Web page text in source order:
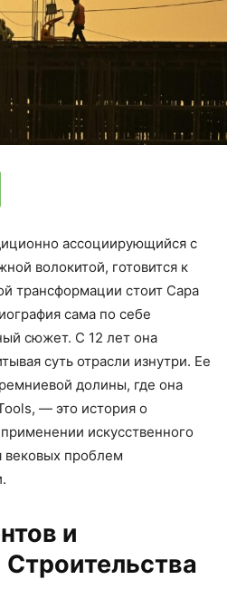
ассоциирующийся с
волокитой, готовится к
трансформации стоит Сара
сама по себе
сюжет. С 12 лет она
суть отрасли изнутри. Ее
долины, где она
— это история о
искусственного
вековых проблем
и